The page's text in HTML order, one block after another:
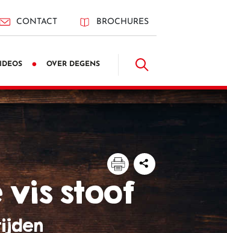
CONTACT BROCHURES
OVER DEGENS
vis stoof